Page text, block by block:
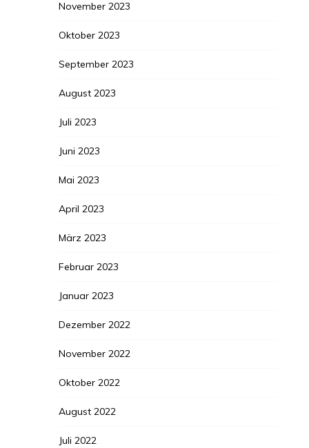
November 2023
Oktober 2023
September 2023
August 2023
Juli 2023
Juni 2023
Mai 2023
April 2023
März 2023
Februar 2023
Januar 2023
Dezember 2022
November 2022
Oktober 2022
August 2022
Juli 2022